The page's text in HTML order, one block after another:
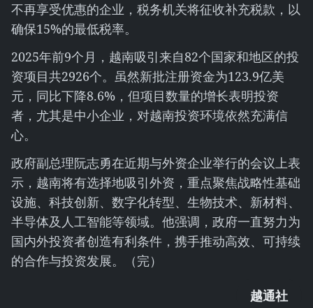
不再享受优惠的企业，税务机关将征收补充税款，以
确保15%的最低税率。
2025年前9个月，越南吸引来自82个国家和地区的投
资项目共2926个。虽然新批注册资金为123.9亿美
元，同比下降8.6%，但项目数量的增长表明投资
者，尤其是中小企业，对越南投资环境依然充满信
心。
政府副总理阮志勇在近期与外资企业举行的会议上表
示，越南将有选择地吸引外资，重点聚焦战略性基础
设施、科技创新、数字化转型、生物技术、新材料、
半导体及人工智能等领域。他强调，政府一直努力为
国内外投资者创造有利条件，携手推动高效、可持续
的合作与投资发展。（完）
越通社